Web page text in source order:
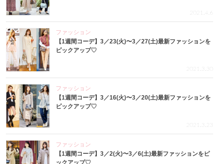
2021.4.6
ファッション
【1週間コーデ】3／23(火)〜3／27(土)最新ファッションを
ピックアップ♡
2021.3.30
ファッション
【1週間コーデ】3／16(火)〜3／20(土)最新ファッションを
ピックアップ♡
2021.3.23
ファッション
【1週間コーデ】3／2(火)〜3／6(土)最新ファッションをピ
ックアップ♡